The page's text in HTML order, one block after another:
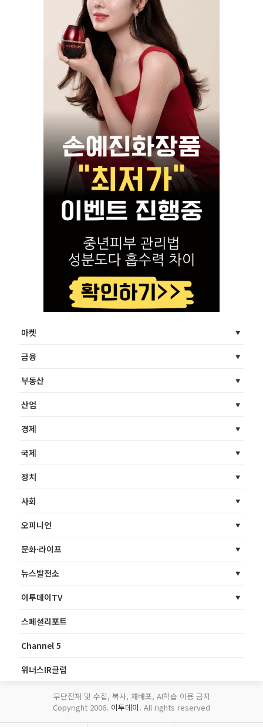
마켓
금융
부동산
산업
경제
국제
정치
사회
오피니언
문화·라이프
뉴스발전소
이투데이TV
스페셜리포트
Channel 5
위너스IR클럽
무단전재 및 수집, 복사, 재배포, AI학습 이용 금지
Copyright 2006. 이투데이. All rights reserved